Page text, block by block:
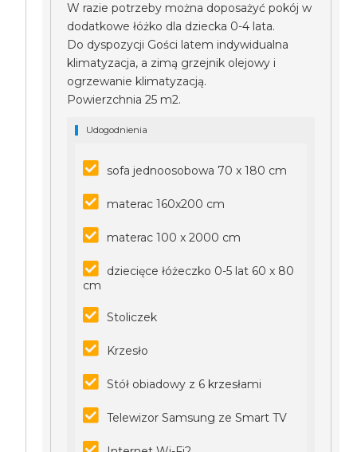
W razie potrzeby można doposażyć pokój w
dodatkowe łóżko dla dziecka 0-4 lata.
Do dyspozycji Gości latem indywidualna
klimatyzacja, a zimą grzejnik olejowy i
ogrzewanie klimatyzacją.
Powierzchnia 25 m2.
Udogodnienia
sofa jednoosobowa 70 x 180 cm
materac 160x200 cm
materac 100 x 2000 cm
dziecięce łóżeczko 0-5 lat 60 x 80
cm
Stoliczek
Krzesło
Stół obiadowy z 6 krzesłami
Telewizor Samsung ze Smart TV